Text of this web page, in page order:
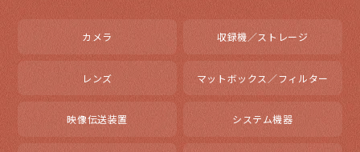
カメラ 収録機／ストレージ
レンズ マットボックス／フィルター
映像伝送装置 システム機器